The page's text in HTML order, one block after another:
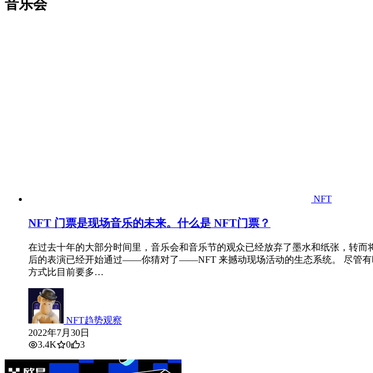
音乐会
NFT
NFT 门票是现场音乐的未来。什么是 NFT门票？
在过去十年的大部分时间里，音乐会和音乐节的观众已经放弃了墨水和纸张，转
后的表演已经开始通过——你猜对了——NFT 来撼动现场活动的生态系统。 尽管有
方式比目前要多…
NFT趋势观察
2022年7月30日
3.4K
0 3